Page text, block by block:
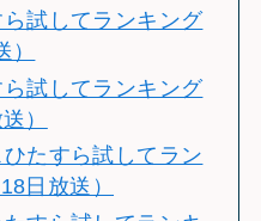
試してランキング
試してランキング
）
たすら試してラン
日放送）